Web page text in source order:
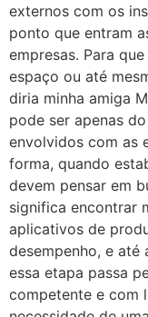
externos com os
ponto que entram
empresas. Para
espaço ou até
diria minha amiga
pode ser apenas
envolvidos com as
forma, quando
devem pensar em
significa encontrar
aplicativos de
desempenho, e até
essa etapa passa
competente e com